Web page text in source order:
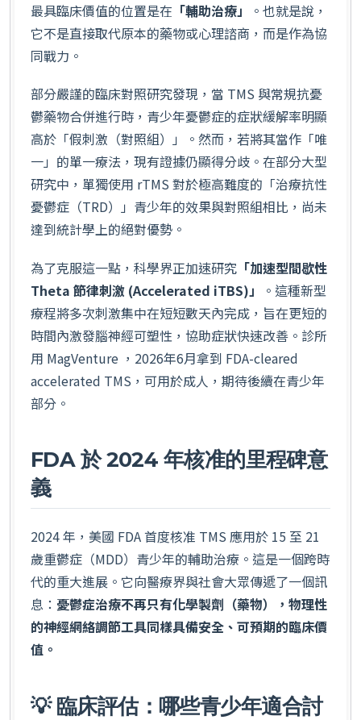
最具臨床價值的位置是在 「輔助治療」
。也就是說，
它不是直接取代原本的藥物或心理諮商，而是作為協
同戰力。
部分嚴謹的臨床對照研究發現，當 TMS 與常規抗憂
鬱藥物合併進行時，青少年憂鬱症的症狀緩解率明顯
高於「假刺激（對照組）」。然而，若將其當作「唯
一」的單一療法，現有證據仍顯得分歧。在部分大型
研究中，單獨使用 rTMS 對於極高難度的「治療抗性
憂鬱症（TRD）」青少年的效果與對照組相比，尚未
達到統計學上的絕對優勢。
為了克服這一點，科學界正加速研究 「加速型間歇性
Theta 節律刺激 (Accelerated iTBS)」
。這種新型
療程將多次刺激集中在短短數天內完成，旨在更短的
時間內激發腦神經可塑性，協助症狀快速改善。診所
用 MagVenture ，2026年6月拿到 FDA-cleared
accelerated TMS，可用於成人，期待後續在青少年
部分。
FDA 於 2024 年核准的里程碑意
義
2024 年，美國 FDA 首度核准 TMS 應用於 15 至 21
歲重鬱症（MDD）青少年的輔助治療。這是一個跨時
代的重大進展。它向醫療界與社會大眾傳遞了一個訊
息： 憂鬱症治療不再只有化學製劑（藥物），物理性
的神經網絡調節工具同樣具備安全、可預期的臨床價
值。
💡 臨床評估：哪些青少年適合討